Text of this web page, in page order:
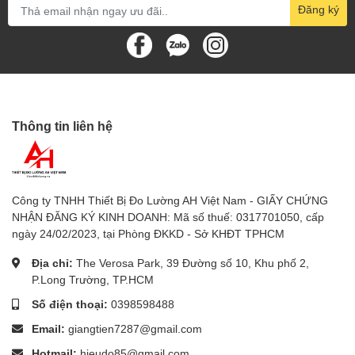
- Độ chính xác: ±5% rdg ±8 dgt
- Thông số kỹ thuật chung:
- Hệ số hiệu chỉnh Cosine: Đáp ứng các yêu cầu tiêu
chuẩn
- Nguồn điện: Pin CR 2032 DC 3V
- Môi trường hoạt động:
- Nhiệt độ: 0 đến 50℃ (32 đến 122℉)
- Độ ẩm: Tối đa 80% RH
Đăng ký
Thông tin liên hệ
Công ty TNHH Thiết Bị Đo Lường AH Việt Nam - GIẤY CHỨNG
NHẬN ĐĂNG KÝ KINH DOANH: Mã số thuế: 0317701050, cấp
ngày 24/02/2023, tại Phòng ĐKKD - Sở KHĐT TPHCM
Địa chỉ: The Verosa Park, 39 Đường số 10, Khu phố 2,
P.Long Trường, TP.HCM
Số điện thoại: 0398598488
Email: giangtien7287@gmail.com